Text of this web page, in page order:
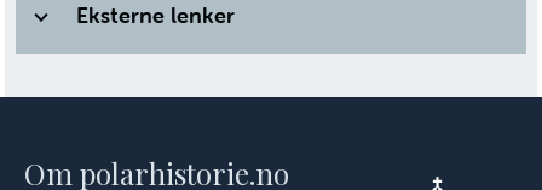
Eksterne lenker
Om polarhistorie.no